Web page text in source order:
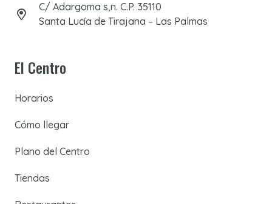
C/ Adargoma s,n. C.P. 35110
Santa Lucía de Tirajana – Las Palmas
El Centro
Horarios
Cómo llegar
Plano del Centro
Tiendas